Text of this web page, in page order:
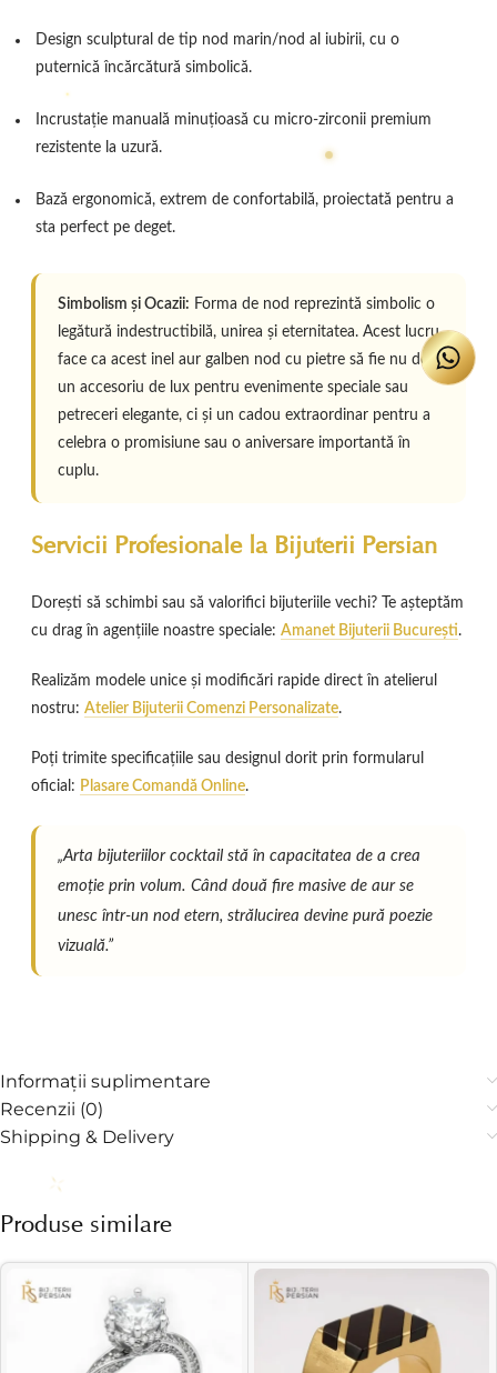
Design sculptural de tip nod marin/nod al iubirii, cu o
puternică încărcătură simbolică.
Incrustație manuală minuțioasă cu micro-zirconii premium
rezistente la uzură.
Bază ergonomică, extrem de confortabilă, proiectată pentru a
sta perfect pe deget.
Simbolism și Ocazii: Forma de nod reprezintă simbolic o
legătură indestructibilă, unirea și eternitatea. Acest lucru
face ca acest inel aur galben nod cu pietre să fie nu doar
un accesoriu de lux pentru evenimente speciale sau
petreceri elegante, ci și un cadou extraordinar pentru a
celebra o promisiune sau o aniversare importantă în
cuplu.
Servicii Profesionale la Bijuterii Persian
Dorești să schimbi sau să valorifici bijuteriile vechi? Te așteptăm
cu drag în agențiile noastre speciale: Amanet Bijuterii București.
Realizăm modele unice și modificări rapide direct în atelierul
nostru: Atelier Bijuterii Comenzi Personalizate.
Poți trimite specificațiile sau designul dorit prin formularul
oficial: Plasare Comandă Online.
„Arta bijuteriilor cocktail stă în capacitatea de a crea
emoție prin volum. Când două fire masive de aur se
unesc într-un nod etern, strălucirea devine pură poezie
vizuală.”
Informații suplimentare
Recenzii (0)
Shipping & Delivery
Produse similare